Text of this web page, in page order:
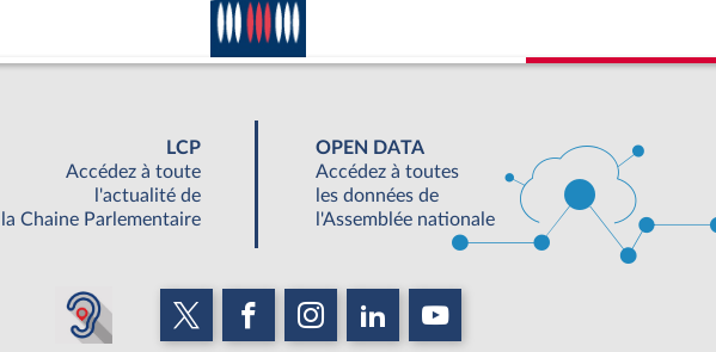
LCP
Accédez à toute
l'actualité de
la Chaine Parlementaire
OPEN DATA
Accédez à toutes
les données de
l'Assemblée nationale